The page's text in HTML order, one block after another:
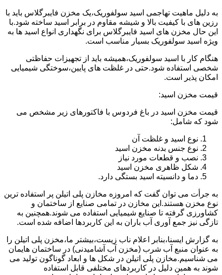
به دلیل ماهیت تهاجمی اسید سولفوریک،یک مخزن فایبرگلاس باید با
رزین های با کیفیت بالا و شیشه مقاوم در برابر اسید ساخته شود.با
این حال مخزن های اسید فایبرگلاس برای نگهداری انواع اسید ها به
ویژه اسید سولفوریک بسیار مناسب است.
هنگام کار با اسید سولفوریک،همیشه باید از تجهیزات حفاظتی
شخصی استفاده شود.حتی در غلظت های پایین،سوختگی شیمیایی
امکان پذیر است.
قیمت مخزن اسید:
قیمت مخزن اسید در باغ فردوس با فاکتورهای زیر مشخص می
شود که شامل:
نوع اسید و غلظت آن
نوع جنس بدنه مخزن اسید
نصب و قطعات مورد نیاز
شکل ظاهری مخزن اسید
دما و دانسیته اسید بستگی دارد.
به جرأت می توان گفت که امروزه مخازن پلی اتیلن پر استفاده ترین
نوع مخزن هستند.این مخازن در تمامی صنایع از ساختمان و
کشاورزی گرفته تا صنایع شیمیایی استفاده می شوند.همچنین به
تازگی نیز جمع آوری آب باران به این کاربردها اضافه شده است.
به گزارش ایسنا،بنابر اعلام ناب زیست،بیشتر ما،مخزن پلی اتیلن را
به عنوان منبع آب شرب (مخزن آب آشامیدنی) در ساختمان هایمان
می شناسیم.مخازن پلی اتیلن در شکل ها و ابعاد گوناگون تولید می
شوند به همین دلیل در کاربردهای مختلفی قابل استفاده